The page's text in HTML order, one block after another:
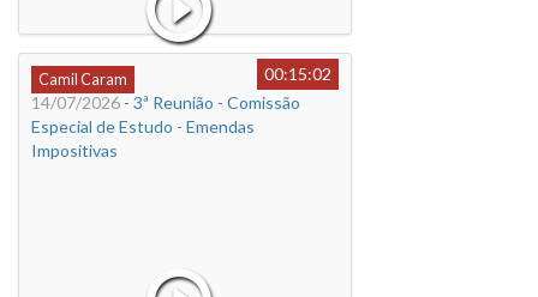
Camil Caram
00:15:02
14/07/2026 - 3ª Reunião - Comissão
Especial de Estudo - Emendas
Impositivas